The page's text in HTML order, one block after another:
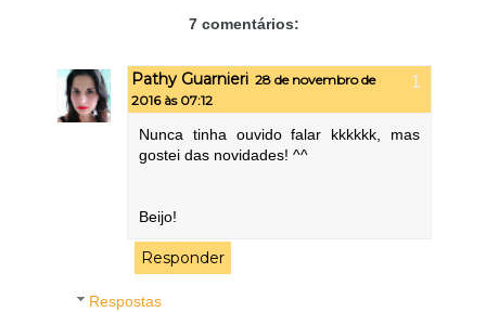
7 comentários:
Pathy Guarnieri 28 de novembro de
2016 às 07:12
Nunca tinha ouvido falar kkkkkk, mas
gostei das novidades! ^^
Beijo!
Responder
Respostas